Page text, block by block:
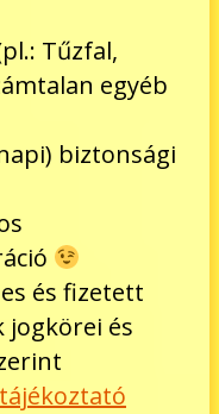
Tűzfal,
egyéb
biztonsági
és fizetett
jogkörei és